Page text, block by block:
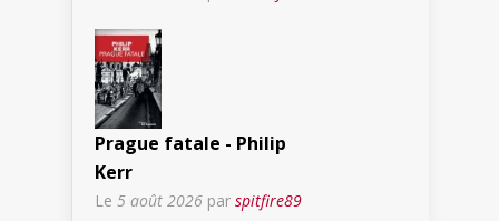
Prague fatale - Philip
Kerr
Le 5 août 2026 par spitfire89